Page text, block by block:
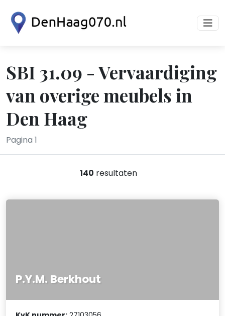
SBI 31.09 - Vervaardiging
van overige meubels in
Den Haag
Pagina 1
140 resultaten
P.Y.M. Berkhout